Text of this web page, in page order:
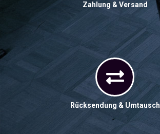
Zahlung & Versand
Rücksendung & Umtausch